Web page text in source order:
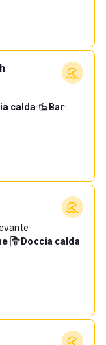
calda· Bar·
· Doccia calda·